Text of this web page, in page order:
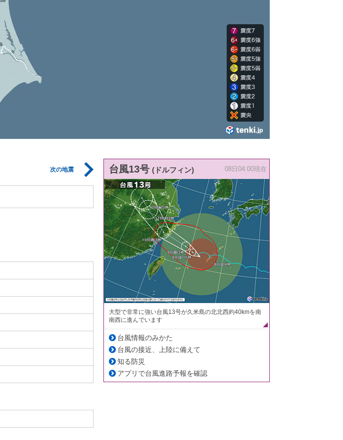
次の地震 台風13号 (ドルフィン) 08日04:00現在
大型で非常に強い台風13号が久米島の北北西約40kmを南
南西に進んでいます
台風情報のみかた
台風の接近、上陸に備えて
知る防災
アプリで台風進路予報を確認